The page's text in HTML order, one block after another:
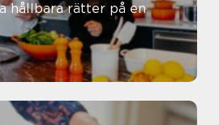
hållbara rätter på en